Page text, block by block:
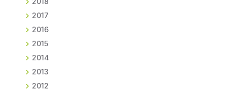
2017
2016
2015
2014
2013
2012